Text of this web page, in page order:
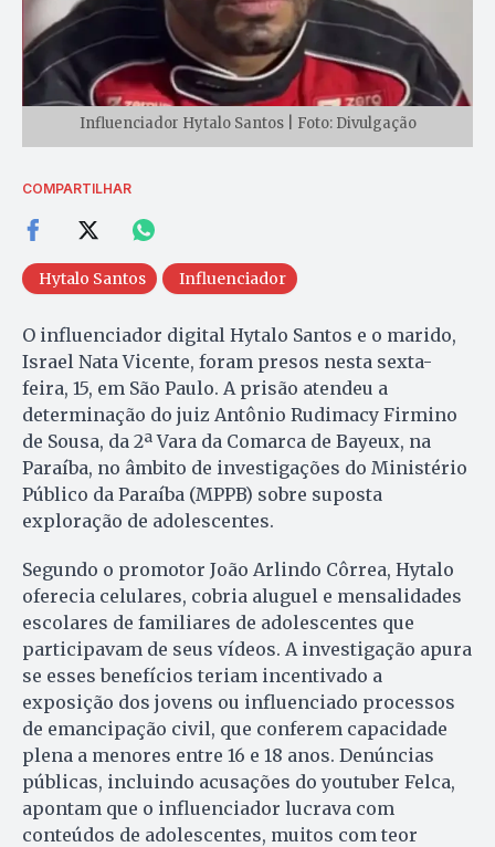
Influenciador Hytalo Santos | Foto: Divulgação
COMPARTILHAR
Hytalo Santos Influenciador
O influenciador digital Hytalo Santos e o marido,
Israel Nata Vicente, foram presos nesta sexta-
feira, 15, em São Paulo. A prisão atendeu a
determinação do juiz Antônio Rudimacy Firmino
de Sousa, da 2ª Vara da Comarca de Bayeux, na
Paraíba, no âmbito de investigações do Ministério
Público da Paraíba (MPPB) sobre suposta
exploração de adolescentes.
Segundo o promotor João Arlindo Côrrea, Hytalo
oferecia celulares, cobria aluguel e mensalidades
escolares de familiares de adolescentes que
participavam de seus vídeos. A investigação apura
se esses benefícios teriam incentivado a
exposição dos jovens ou influenciado processos
de emancipação civil, que conferem capacidade
plena a menores entre 16 e 18 anos. Denúncias
públicas, incluindo acusações do youtuber Felca,
apontam que o influenciador lucrava com
conteúdos de adolescentes, muitos com teor